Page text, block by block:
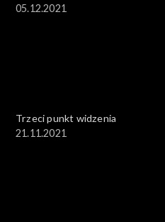
05.12.2021
Trzeci punkt widzenia
21.11.2021